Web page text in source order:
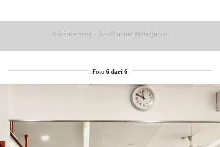
Advertisement - Scroll untuk Melanjutkan
Foto 6 dari 6